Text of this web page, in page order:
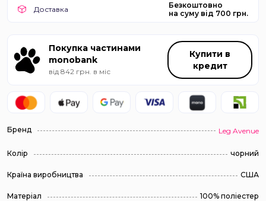
Доставка
Безкоштовно
на суму від 700 грн.
Покупка частинами
monobank
від 842 грн. в міс
Купити в
кредит
Бренд Leg Avenue
Колір чорний
Країна виробництва США
Матеріал 100% поліестер